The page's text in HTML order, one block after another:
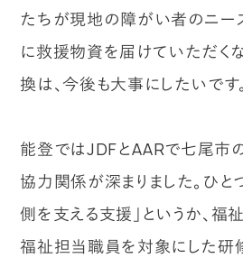
たちが現地の障がい者のニー
に救援物資を届けていただく
換は、今後も大事にしたいです。
能登ではJDFとAARで七尾市
協力関係が深まりました。ひと
側を支える支援」というか、
福祉担当職員を対象にした研